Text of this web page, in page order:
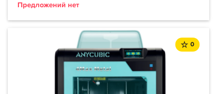
Предложений нет
0